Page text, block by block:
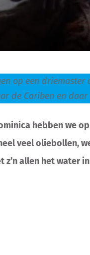
op een driemaster
de Cariben en
hebben we
veel oliebollen,
allen het water